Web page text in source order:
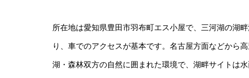
所在地は愛知県豊田市羽布町エス小屋で、三河湖の湖
り、車でのアクセスが基本です。名古屋方面などから
湖・森林双方の自然に囲まれた環境で、湖畔サイトは